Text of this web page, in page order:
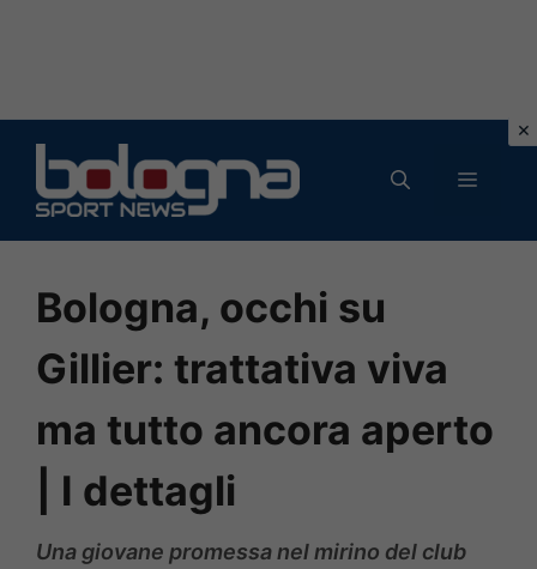
contenuto
MENU
Bologna, occhi su
Gillier: trattativa viva
ma tutto ancora aperto
| I dettagli
Una giovane promessa nel mirino del club